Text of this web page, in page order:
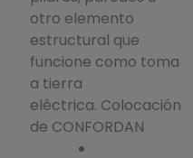
otro elemento
estructural que
funcione como toma
a tierra
eléctrica. Colocación
de CONFORDAN